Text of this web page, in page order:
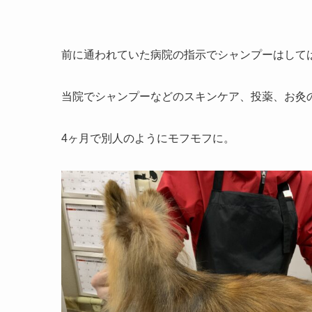
前に通われていた病院の指示でシャンプーはし
当院でシャンプーなどのスキンケア、投薬、お
4ヶ月で別人のようにモフモフに。